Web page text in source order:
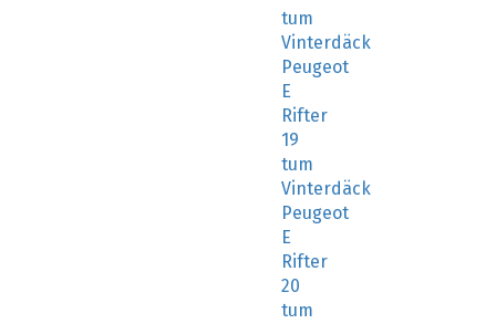
Vinterdäck
Peugeot
E
Rifter
19
tum
Vinterdäck
Peugeot
E
Rifter
20
tum